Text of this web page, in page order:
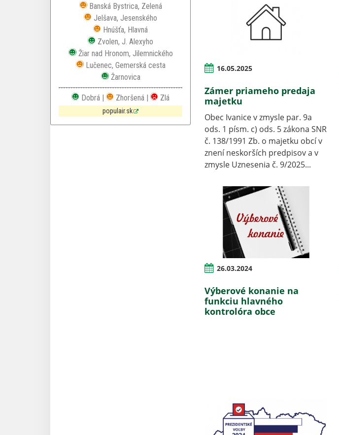
Zhoršená kvalita ovzdušia
Banská Bystrica, Zelená
Zhoršená kvalita ovzdušia
Jelšava, Jesenského
Zhoršená kvalita ovzdušia
Hnúšťa, Hlavná
Dobrá kvalita ovzdušia
Zvolen, J. Alexyho
Dobrá kvalita ovzdušia
Žiar nad Hronom, Jilemnického
Zhoršená kvalita ovzdušia
Lučenec, Gemerská cesta
Dobrá kvalita ovzdušia
Žarnovica
Dobrá | Zhoršená | Zlá
populair.sk
16.05.2025
Zámer priameho predaja
majetku
Obec Ivanice v zmysle par. 9a
ods. 1 písm. c) ods. 5 zákona SNR
č. 138/1991 Zb. o majetku obcí v
znení neskorších predpisov a v
zmysle Uznesenia č. 9/2025...
26.03.2024
Výberové konanie na
funkciu hlavného
kontrolóra obce